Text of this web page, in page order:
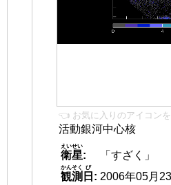
👈 お気に入りのアイコンを
活動銀河中心核
衛星
えいせい
:
「すざく」
観測
かんそく
日
び
: 2006年05月